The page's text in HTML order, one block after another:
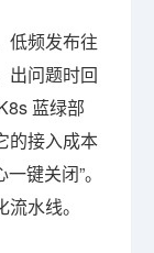
低频发布往
出问题时回
蓝绿部
接入成本
键关闭”。
水线。